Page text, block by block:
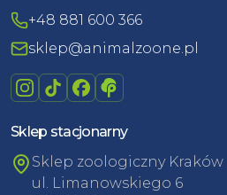
+48 881 600 366
sklep@animalzoone.pl
Sklep stacjonarny
Sklep zoologiczny Kraków
ul. Limanowskiego 6